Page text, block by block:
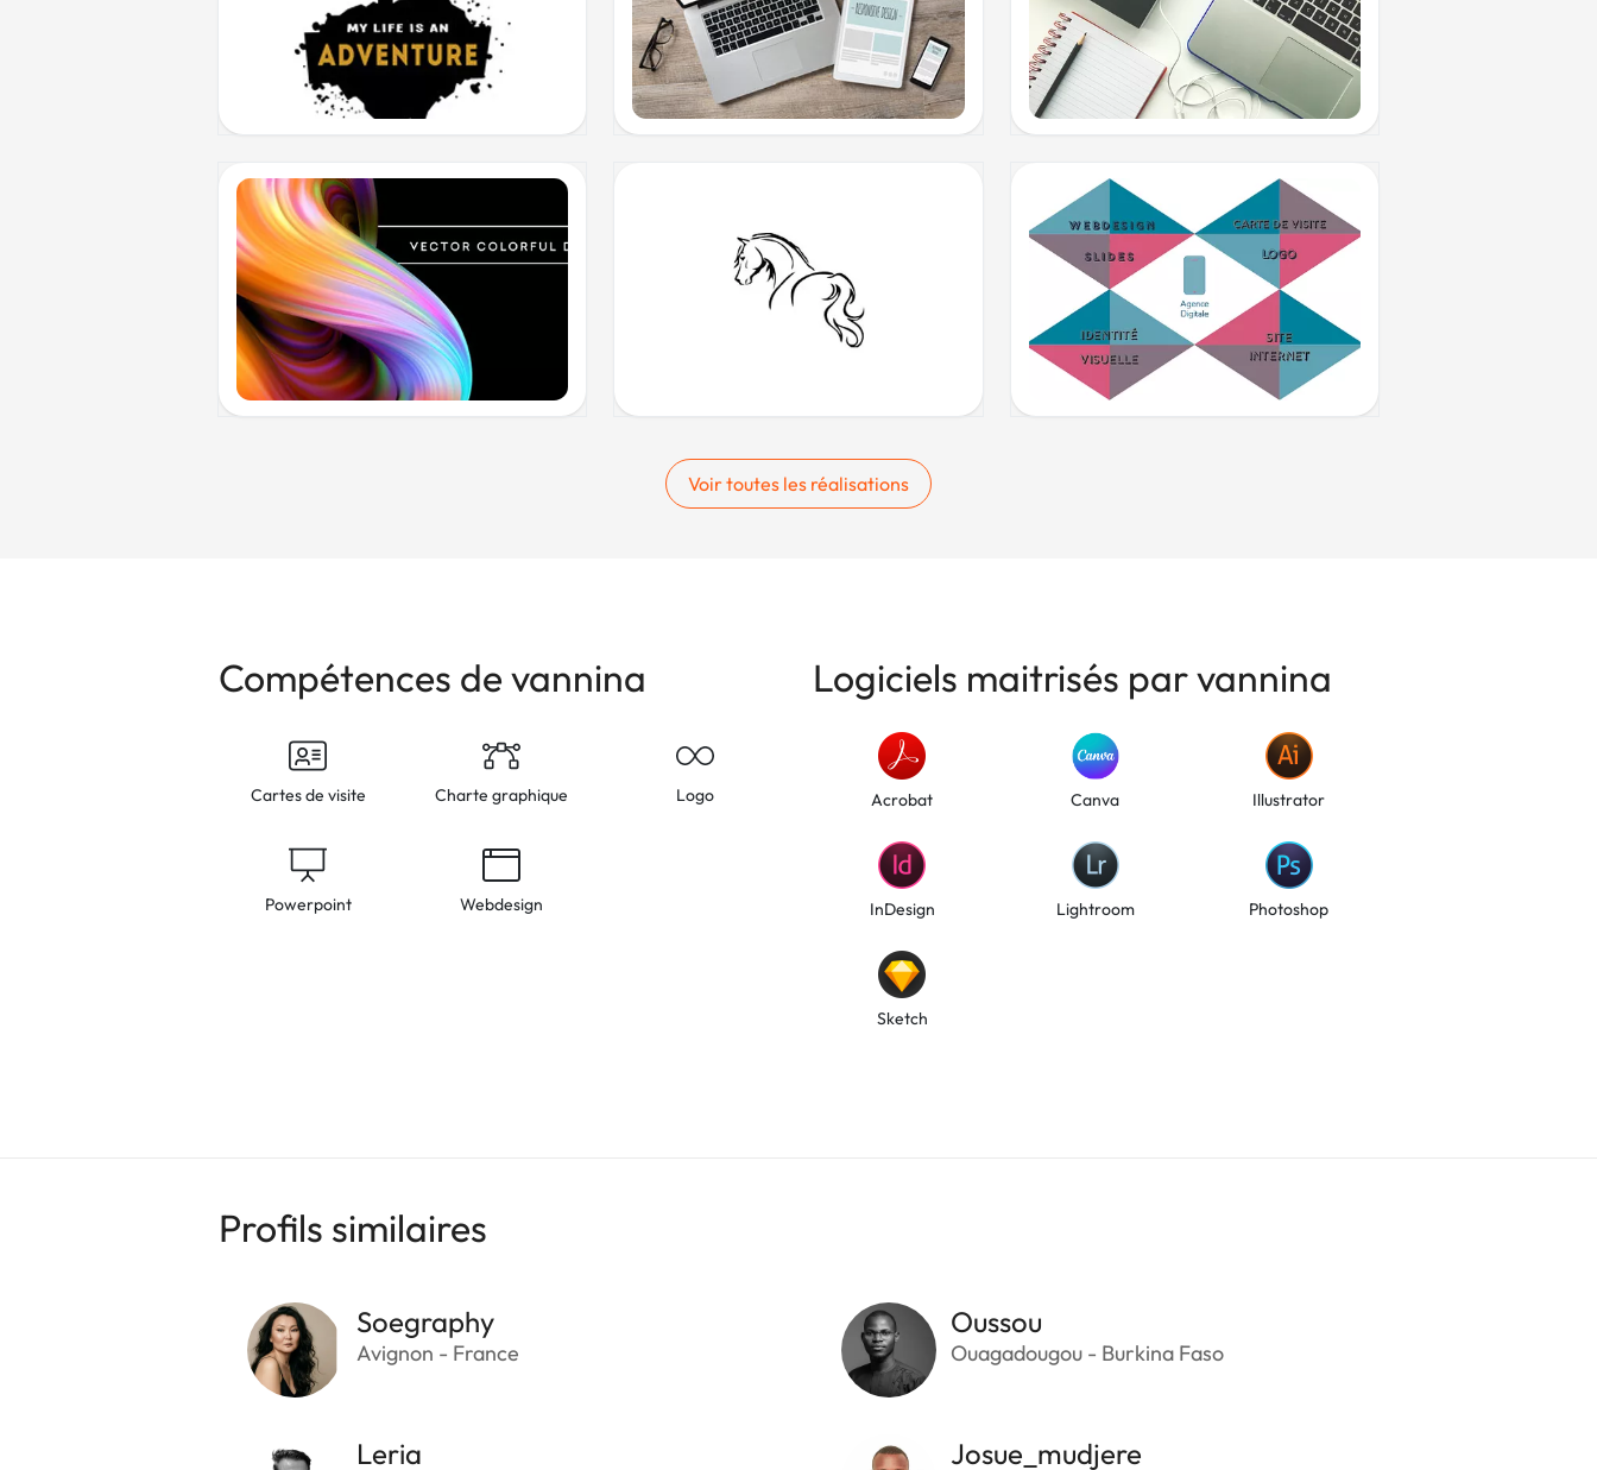
Voir toutes les réalisations
Compétences de vannina
Cartes de visite Charte graphique Logo
Powerpoint Webdesign
Logiciels maitrisés par vannina
Acrobat Canva Illustrator
InDesign Lightroom Photoshop
Sketch
Profils similaires
Soegraphy
Avignon - France
Oussou
Ouagadougou - Burkina Faso
Leria Josue_mudjere